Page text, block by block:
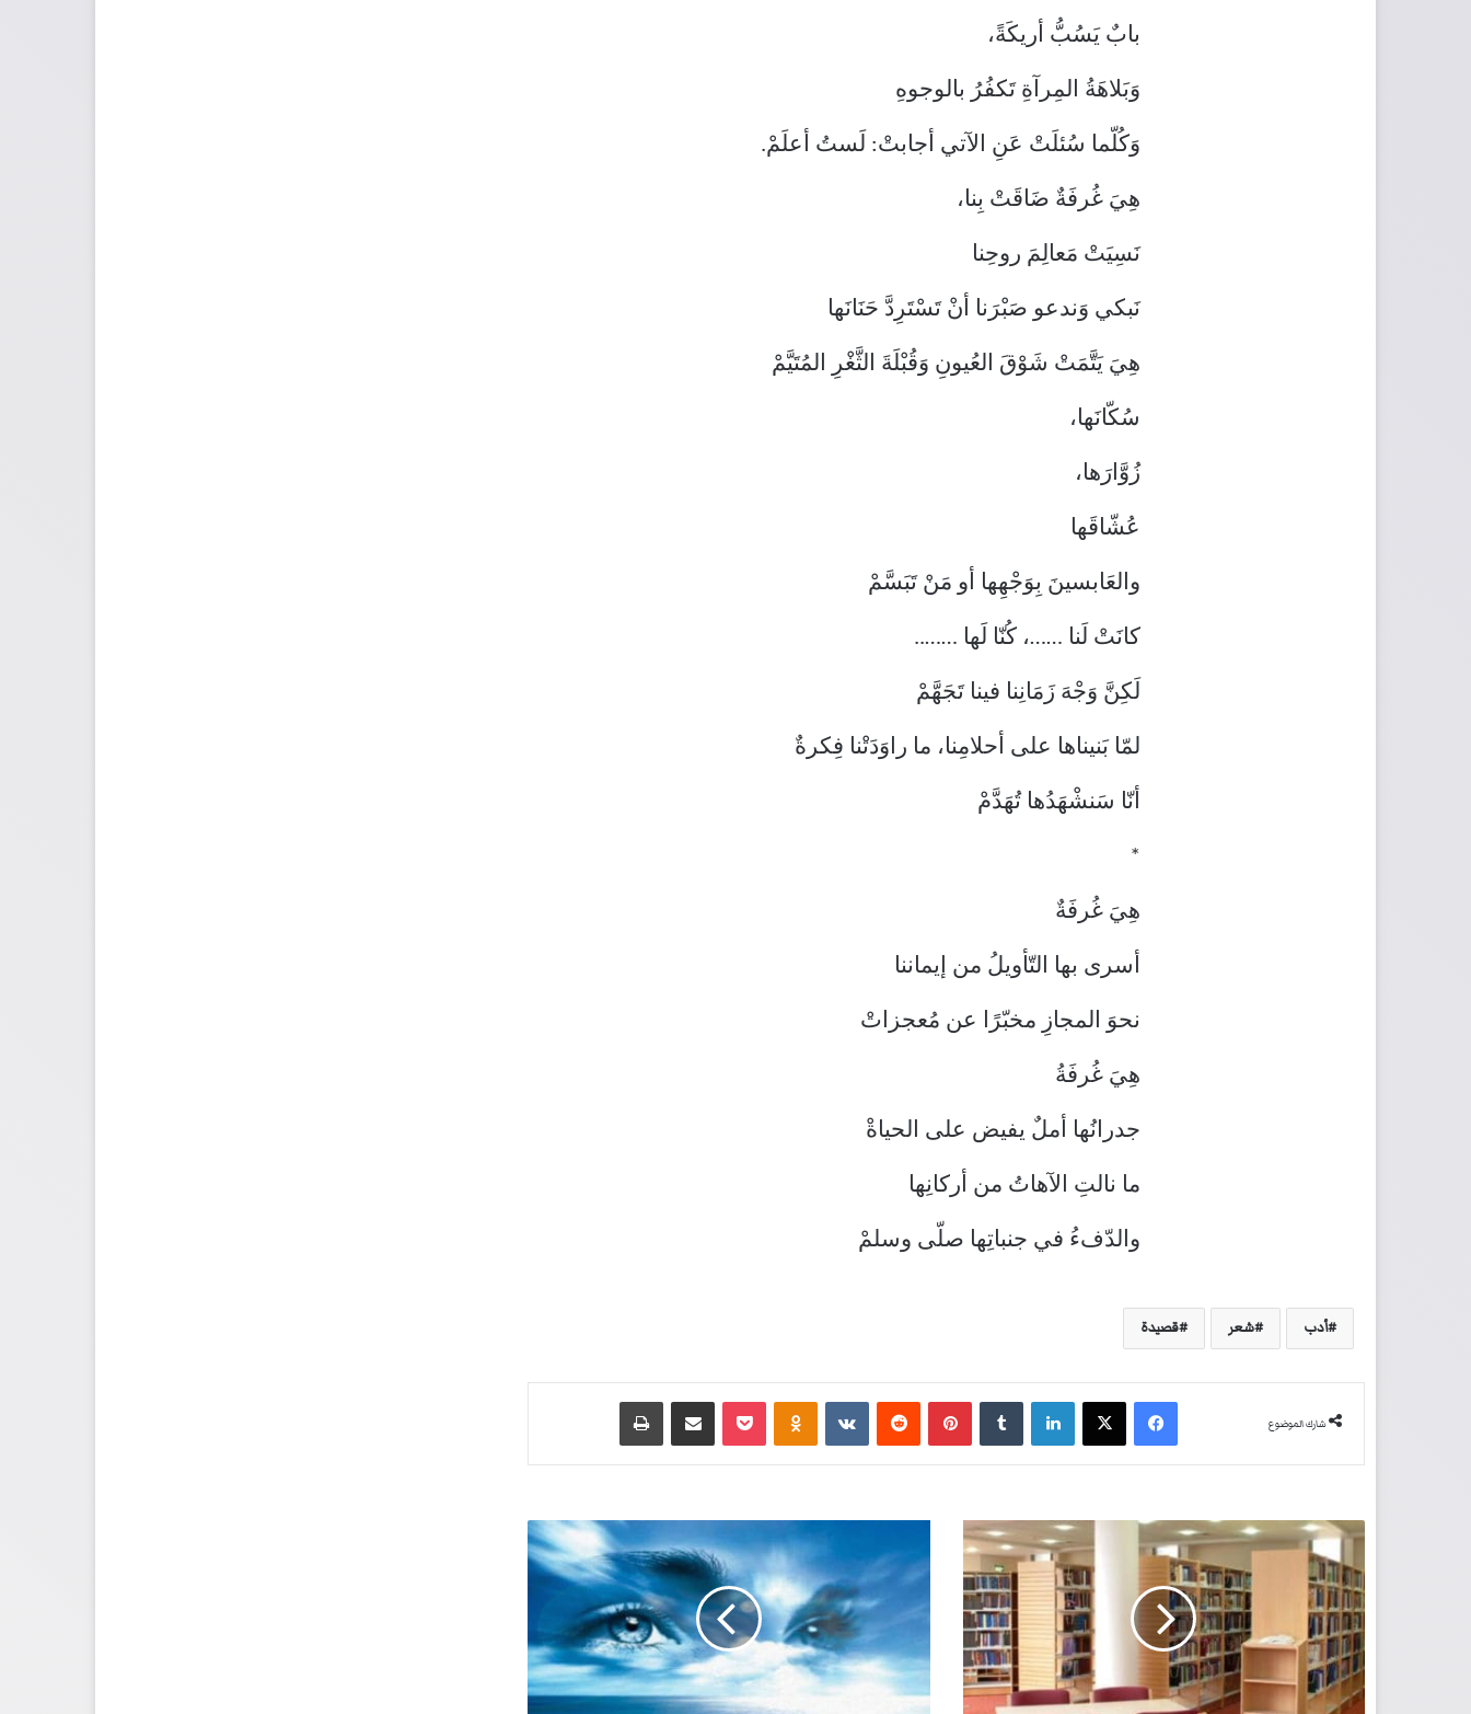
بابٌ يَسُبُّ أريكَةً،
وَبَلاهَةُ المِرآةِ تَكفُرُ بالوجوهِ
وَكُلّما سُئلَتْ عَنِ الآتي أجابتْ: لَستُ أعلَمْ.
هِيَ غُرفَةٌ ضَاقَتْ بِنا،
نَسِيَتْ مَعالِمَ روحِنا
نَبكي وَندعو صَبْرَنا أنْ تَسْتَرِدَّ حَنَانَها
هِيَ يَتَّمَتْ شَوْقَ العُيونِ وَقُبْلَةَ الثَّغْرِ المُتَيَّمْ
سُكّانَها،
زُوَّارَها،
عُشّاقَها
والعَابسينَ بِوَجْهِها أو مَنْ تَبَسَّمْ
كانَتْ لَنا ……، كُنّا لَها ……..
لَكِنَّ وَجْهَ زَمَانِنا فينا تَجَهَّمْ
لمّا بَنيناها على أحلامِنا، ما راوَدَتْنا فِكرةٌ
أنّا سَنشْهَدُها تُهَدَّمْ
*
هِيَ غُرفَةٌ
أسرى بها التّأويلُ من إيماننا
نحوَ المجازِ مخبّرًا عن مُعجزاتْ
هِيَ غُرفَةُ
جدرانُها أملٌ يفيض على الحياةْ
ما نالتِ الآهاتُ من أركانِها
والدّفءُ في جنباتِها صلّى وسلمْ
أدب شعر قصيدة
شارك الموضوع
فيسبوك ‫X لينكدإن بينتيريست
ف
ا
ل
ت
ص
ن
ي
ي
ا
ا
ل